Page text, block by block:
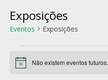
Exposições
Eventos Exposições
Aviso Não existem eventos futuros.